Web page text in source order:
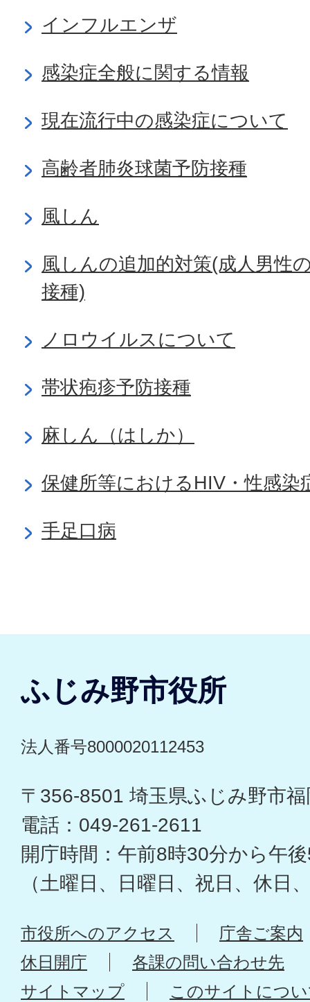
インフルエンザ
感染症全般に関する情報
現在流行中の感染症について
高齢者肺炎球菌予防接種
風しん
風しんの追加的対策(成人男性
接種)
ノロウイルスについて
帯状疱疹予防接種
麻しん（はしか）
保健所等におけるHIV・性感染
手足口病
ふじみ野市役所
法人番号8000020112453
〒356-8501 埼玉県ふじみ野市
電話：049-261-2611
開庁時間：午前8時30分から午
（土曜日、日曜日、祝日、休日
市役所へのアクセス
庁舎ご案内
休日開庁
各課の問い合わせ先
サイトマップ
このサイトにつ